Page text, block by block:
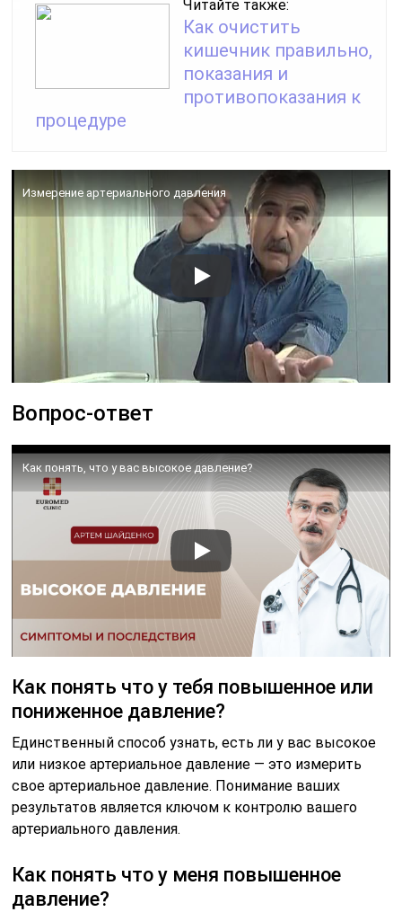
Читайте также:
Как очистить
кишечник правильно,
показания и
противопоказания к
процедуре
Измерение артериального давления
Вопрос-ответ
Как понять, что у вас высокое давление?
Как понять что у тебя повышенное или
пониженное давление?
Единственный способ узнать, есть ли у вас высокое
или низкое артериальное давление — это измерить
свое артериальное давление. Понимание ваших
результатов является ключом к контролю вашего
артериального давления.
Как понять что у меня повышенное
давление?